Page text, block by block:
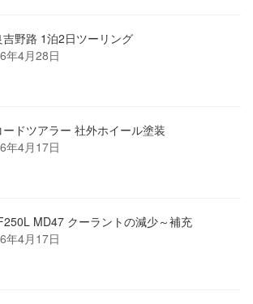
吉野路 1泊2日ツーリング
年4月28日
ードツアラー 社外ホイール塗装
年4月17日
MD47 クーラントの減少～補充
年4月17日